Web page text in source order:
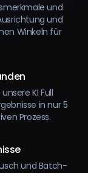
und
und
Winkeln für
KI Full
in nur 5
Prozess.
und Batch-